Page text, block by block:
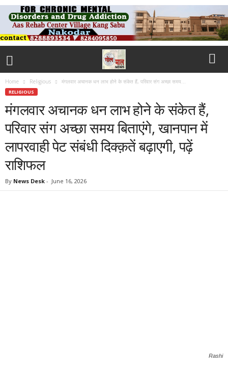
Home Religious मंगलवार अचानक धन लाभ होने के संकेत हैं, परिवार संग अच्छा समय...
RELIGIOUS
मंगलवार अचानक धन लाभ होने के संकेत हैं,
परिवार संग अच्छा समय बिताएंगे, खानपान में
लापरवाही पेट संबंधी दिक्क़तें बढ़ाएगी, पढ़ें
राशिफल
By News Desk - June 16, 2026
Rashi